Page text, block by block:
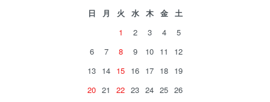
日 月 火 水 木 金
土
1
2 3 4
5
6
7 8 9 10 11
12
13 14 15 16 17 18 19
20 21 22 23 24 25 26